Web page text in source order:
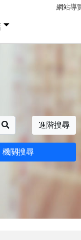
網站導
進階搜尋
機關搜尋